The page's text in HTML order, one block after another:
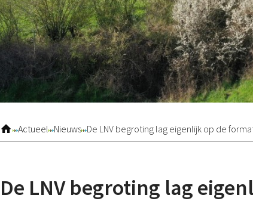
Actueel Nieuws De LNV begroting lag eigenlijk op de
De LNV begroting lag